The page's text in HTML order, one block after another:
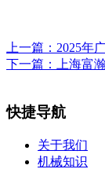
上一篇： 2025年
下一篇：
上海富
快捷导航
关于我们
机械知识